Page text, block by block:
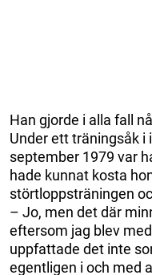
Han gjorde i alla fall
Under ett träningsåk i
september 1979 var
hade kunnat kosta
störtloppsträningen
– Jo, men det där
eftersom jag blev
uppfattade det inte
egentligen i och med